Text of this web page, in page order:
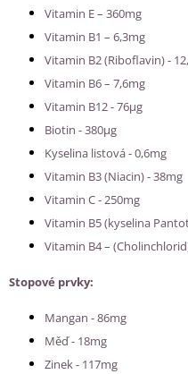
Vitamin E – 360mg
Vitamin B1 – 6,3mg
Vitamin B2 (Riboflavin) -
Vitamin B6 – 7,6mg
Vitamin B12 - 76μg
Biotin - 380μg
Kyselina listová - 0,6mg
Vitamin B3 (Niacin) - 38mg
Vitamin C - 250mg
Vitamin B5 (kyselina
Vitamin B4 –
Stopové prvky:
Mangan - 86mg
Měď - 18mg
Zinek - 117mg